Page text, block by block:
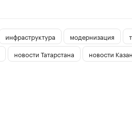
инфраструктура модернизация
новости Татарстана новости